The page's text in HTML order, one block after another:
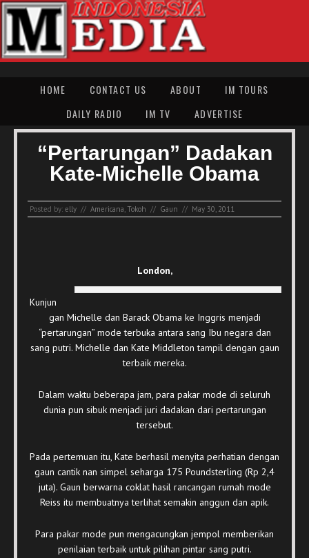
HOME CONTACT US ABOUT
IM TOURS
DAILY RADIO
IM TV ADVERTISE
“Pertarungan” Dadakan
Kate-Michelle Obama
Posted by: elly // Americana Tokoh // Gaun // May 30, 2011
London,
Kunjun
gan Michelle dan Barack Obama ke Inggris menjadi
“pertarungan” mode terbuka antara sang Ibu negara dan
sang putri. Michelle dan Kate Middleton tampil dengan gaun
terbaik mereka.
Dalam waktu beberapa jam, para pakar mode di seluruh
dunia pun sibuk menjadi juri dadakan dari pertarungan
tersebut.
Pada pertemuan itu, Kate berhasil menyita perhatian dengan
gaun cantik nan simpel seharga 175 Poundsterling (Rp 2,4
juta). Gaun berwarna coklat hasil rancangan rumah mode
Reiss itu membuatnya terlihat semakin anggun dan apik.
Para pakar mode pun mengacungkan jempol memberikan
penilaian terbaik untuk pilihan pintar sang putri.